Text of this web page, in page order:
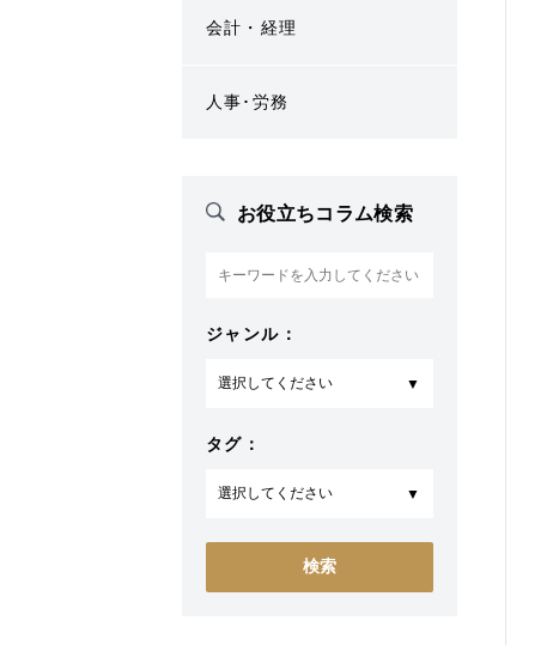
会計・経理
人事･労務
お役立ちコラム検索
ジャンル：
タグ：